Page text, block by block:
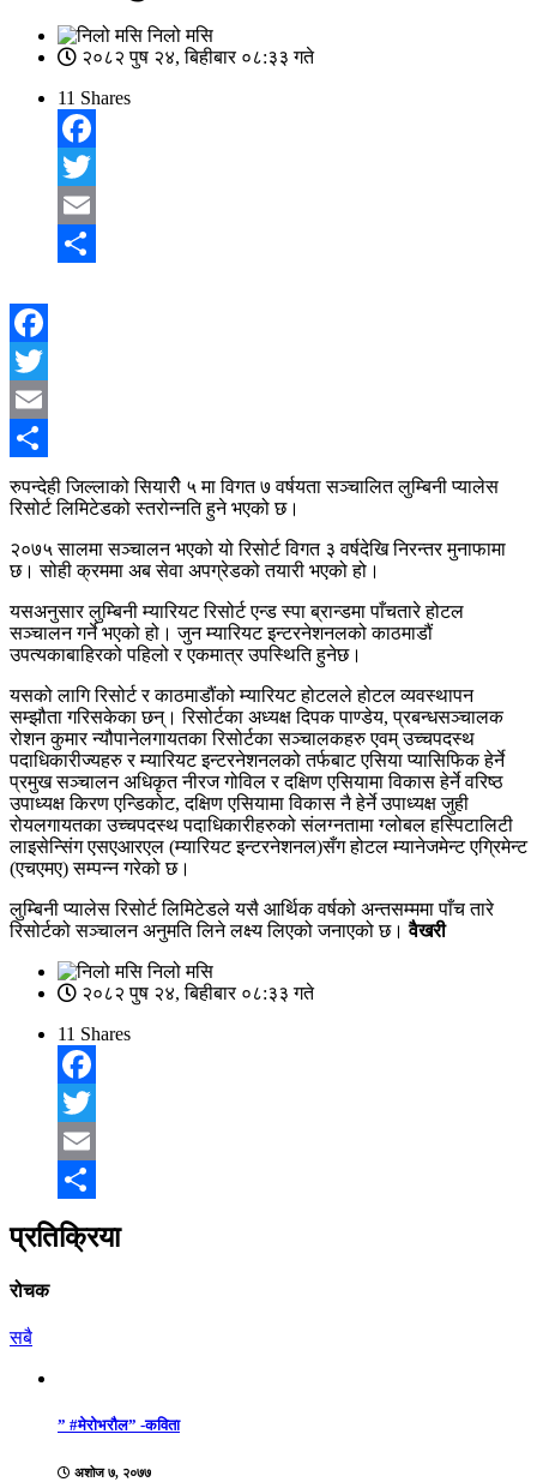
निलो मसि
२०८२ पुष २४, बिहीबार ०८:३३ गते
11 Shares
Facebook
Twitter
Email
Facebook
Twitter
Email
Share
रुपन्देही जिल्लाको सियारीे ५ मा विगत ७ वर्षयता सञ्चालित लुम्बिनी प्यालेस
रिसोर्ट लिमिटेडको स्तरोन्नति हुने भएको छ।
२०७५ सालमा सञ्चालन भएको यो रिसोर्ट विगत ३ वर्षदेखि निरन्तर मुनाफामा
छ। सोही क्रममा अब सेवा अपग्रेडको तयारी भएको हो।
यसअनुसार लुम्बिनी म्यारियट रिसोर्ट एन्ड स्पा ब्रान्डमा पाँचतारे होटल
सञ्चालन गर्ने भएको हो। जुन म्यारियट इन्टरनेशनलको काठमाडौं
उपत्यकाबाहिरको पहिलो र एकमात्र उपस्थिति हुनेछ।
यसको लागि रिसोर्ट र काठमाडौंको म्यारियट होटलले होटल व्यवस्थापन
सम्झौता गरिसकेका छन्। रिसोर्टका अध्यक्ष दिपक पाण्डेय, प्रबन्धसञ्चालक
रोशन कुमार न्यौपानेलगायतका रिसोर्टका सञ्चालकहरु एवम् उच्चपदस्थ
पदाधिकारीज्यहरु र म्यारियट इन्टरनेशनलको तर्फबाट एसिया प्यासिफिक हेर्ने
प्रमुख सञ्चालन अधिकृत नीरज गोविल र दक्षिण एसियामा विकास हेर्ने वरिष्ठ
उपाध्यक्ष किरण एन्डिकोट, दक्षिण एसियामा विकास नै हेर्ने उपाध्यक्ष जुही
रोयलगायतका उच्चपदस्थ पदाधिकारीहरुको संलग्नतामा ग्लोबल हस्पिटालिटी
लाइसेन्सिंग एसएआरएल (म्यारियट इन्टरनेशनल)सँग होटल म्यानेजमेन्ट एग्रिमेन्ट
(एचएमए) सम्पन्न गरेको छ।
लुम्बिनी प्यालेस रिसोर्ट लिमिटेडले यसै आर्थिक वर्षको अन्तसम्ममा पाँच तारे
रिसोर्टको सञ्चालन अनुमति लिने लक्ष्य लिएको जनाएको छ।वैखरी
निलो मसि
२०८२ पुष २४, बिहीबार ०८:३३ गते
11 Shares
Facebook
Twitter
Email
Share
प्रतिक्रिया
रोचक
सबै
” #मेरोभरौल” -कविता
अशोज ७, २०७७